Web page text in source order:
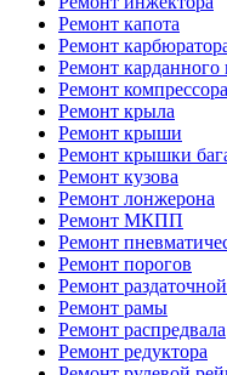
Ремонт капота
Ремонт
Ремонт карданного
Ремонт
Ремонт крыла
Ремонт крыши
Ремонт крышки
Ремонт кузова
Ремонт лонжерона
Ремонт МКПП
Ремонт
Ремонт порогов
Ремонт
Ремонт рамы
Ремонт распредвала
Ремонт редуктора